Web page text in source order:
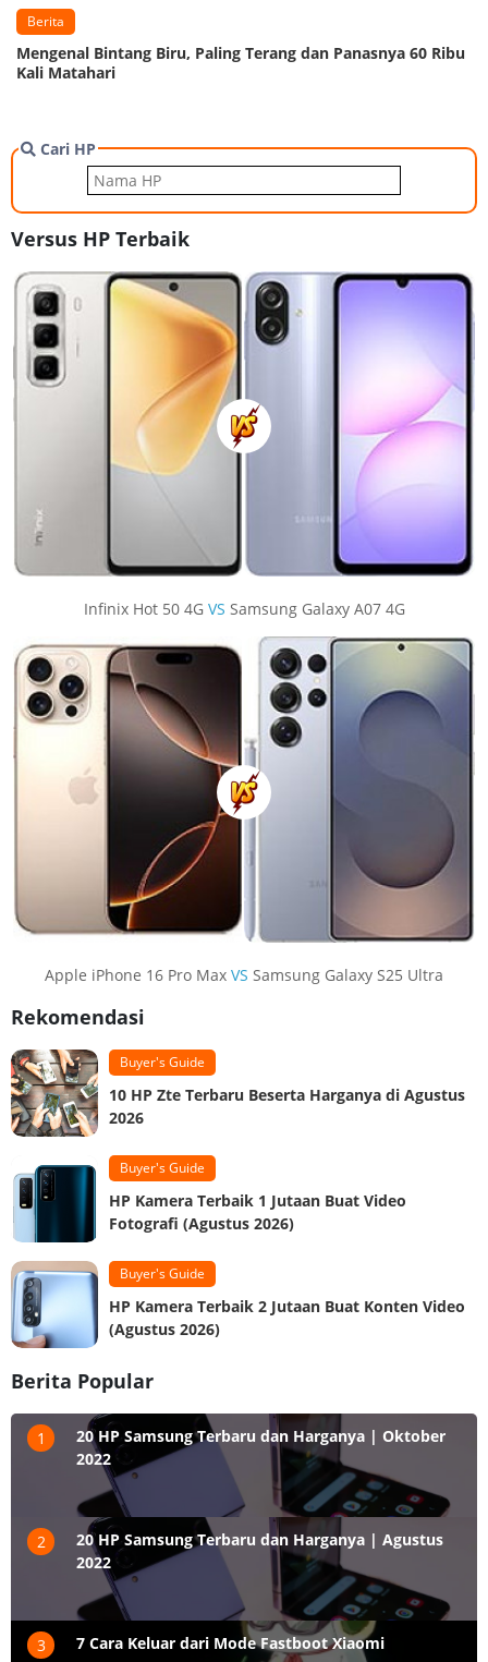
Berita
Mengenal Bintang Biru, Paling Terang dan Panasnya 60 Ribu
Kali Matahari
Cari HP
Versus HP Terbaik
Infinix Hot 50 4G VS Samsung Galaxy A07 4G
Apple iPhone 16 Pro Max VS Samsung Galaxy S25 Ultra
Rekomendasi
Buyer's Guide
10 HP Zte Terbaru Beserta Harganya di Agustus
2026
Buyer's Guide
HP Kamera Terbaik 1 Jutaan Buat Video
Fotografi (Agustus 2026)
Buyer's Guide
HP Kamera Terbaik 2 Jutaan Buat Konten Video
(Agustus 2026)
Berita Popular
1
20 HP Samsung Terbaru dan Harganya | Oktober
2022
2
20 HP Samsung Terbaru dan Harganya | Agustus
2022
3 7 Cara Keluar dari Mode Fastboot Xiaomi